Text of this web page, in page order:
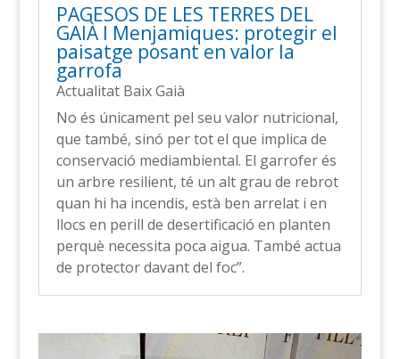
PAGESOS DE LES TERRES DEL
GAIÀ l Menjamiques: protegir el
paisatge posant en valor la
garrofa
Actualitat Baix Gaià
No és únicament pel seu valor nutricional,
que també, sinó per tot el que implica de
conservació mediambiental. El garrofer és
un arbre resilient, té un alt grau de rebrot
quan hi ha incendis, està ben arrelat i en
llocs en perill de desertificació en planten
perquè necessita poca aigua. També actua
de protector davant del foc”.